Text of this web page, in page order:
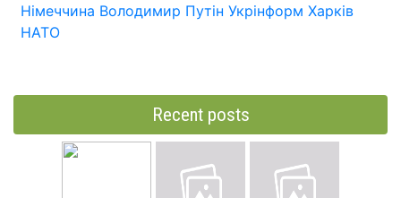
Німеччина Володимир Путін Укрінформ Харків
НАТО
Recent posts